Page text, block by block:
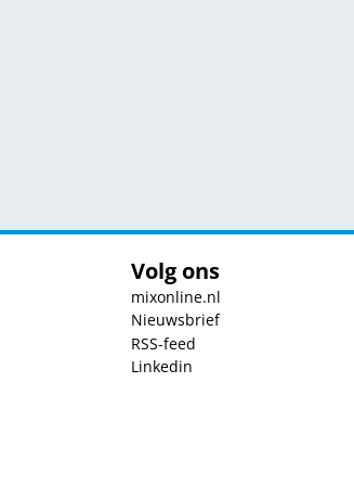
Volg ons
mixonline.nl
Nieuwsbrief
RSS-feed
Linkedin